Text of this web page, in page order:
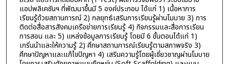
แอปพลิเคชันฯ ที่พัฒนาขึ้นมี 5 องค์ประกอบ ได้แก่ 1) เนื้อหาการ
เรียนรู้ด้วยสถานการณ์ 2) กลยุทธ์เสริมการเรียนรู้ผ่านโมบาย 3) การ
ติดต่อสื่อสารสังคมเครือข่ายการเรียนรู้ 4) กิจกรรมและสื่อการเรียน
การสอน และ 5) แหล่งข้อมูลการเรียนรู้ โดยมี 6 ขั้นตอนได้แก่ 1)
เกริ่นนำและให้ความรู้ 2) ศึกษาสถานการณ์เรียนรู้ตามสภาพจริง 3)
ศึกษาปัญหาและแก้ไขปัญหา 4) เสริมความรู้โดยผู้เชี่ยวชาญผ่านโมบาย